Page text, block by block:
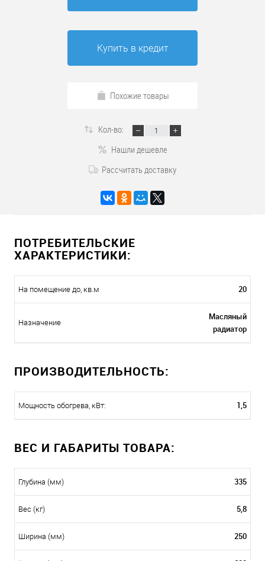
Купить в кредит
Похожие товары
Кол-во:
Нашли дешевле
Рассчитать доставку
ПОТРЕБИТЕЛЬСКИЕ
ХАРАКТЕРИСТИКИ:
На помещение до, кв.м 20
Назначение
Масляный
радиатор
ПРОИЗВОДИТЕЛЬНОСТЬ:
Мощность обогрева, кВт: 1,5
ВЕС И ГАБАРИТЫ ТОВАРА:
Глубина (мм) 335
Вес (кг) 5,8
Ширина (мм) 250